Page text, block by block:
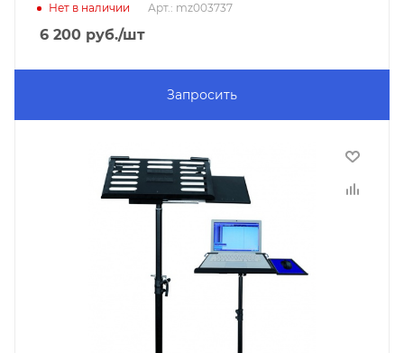
Нет в наличии Арт.: mz003737
6 200 руб./шт
Запросить